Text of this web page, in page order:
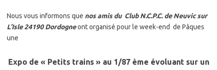
Nous vous informons que nos amis du Club N.C.P.C. de Neuvic sur
L’Isle 24190 Dordogneont organisé pour le week-end de Pâques
une
Expo de « Petits trains » au 1/87 ème évoluant sur un